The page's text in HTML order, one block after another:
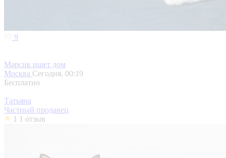
9
Марсик ищет дом
Москва Сегодня, 00:19
Бесплатно
Татьяна
Частный продавец
1 1 отзыв